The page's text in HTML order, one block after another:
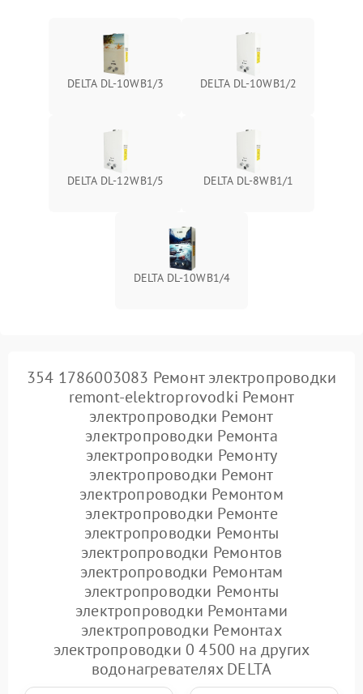
DELTA DL-10WB1/3 DELTA DL-10WB1/2
DELTA DL-12WB1/5 DELTA DL-8WB1/1
DELTA DL-10WB1/4
354 1786003083 Ремонт электропроводки
remont-elektroprovodki Ремонт
электропроводки Ремонт
электропроводки Ремонта
электропроводки Ремонту
электропроводки Ремонт
электропроводки Ремонтом
электропроводки Ремонте
электропроводки Ремонты
электропроводки Ремонтов
электропроводки Ремонтам
электропроводки Ремонты
электропроводки Ремонтами
электропроводки Ремонтах
электропроводки 0 4500 на других
водонагревателях DELTA